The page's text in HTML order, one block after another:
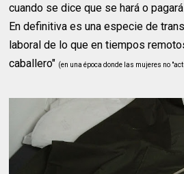
cuando se dice que se hará o
En definitiva es una especie de
laboral de lo que en tiempos
caballero" (en una época donde las mujeres no